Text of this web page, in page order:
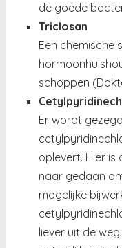
de goede
Triclosan
Een chemische
schoppen (
Er wordt
oplevert. Hier is
naar gedaan
mogelijke
liever uit de